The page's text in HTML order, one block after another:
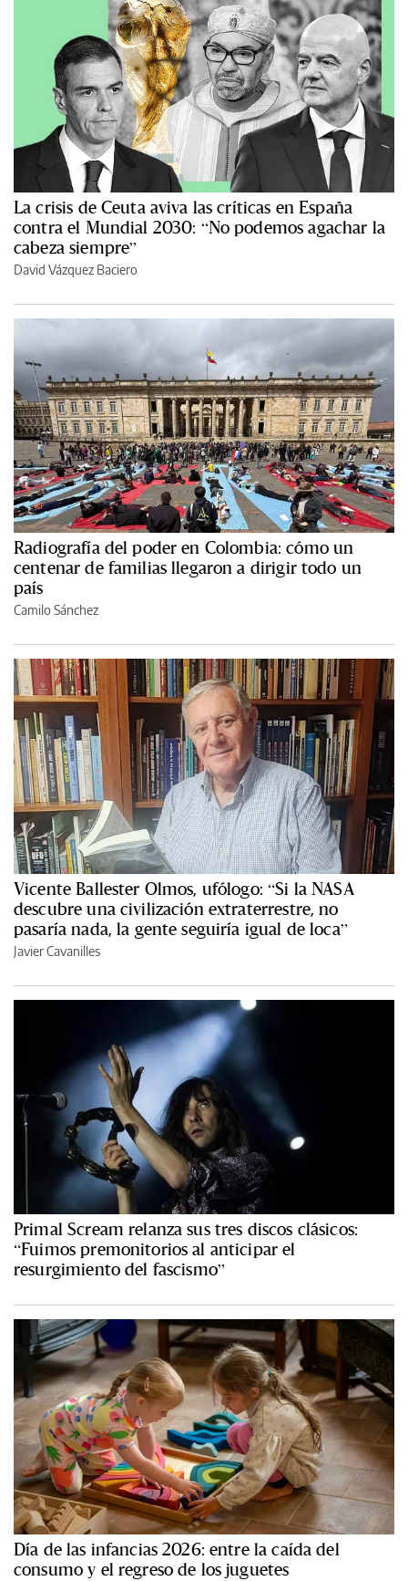
La crisis de Ceuta aviva las críticas en España
contra el Mundial 2030: “No podemos agachar la
cabeza siempre”
David Vázquez Baciero
Radiografía del poder en Colombia: cómo un
centenar de familias llegaron a dirigir todo un
país
Camilo Sánchez
Vicente Ballester Olmos, ufólogo: “Si la NASA
descubre una civilización extraterrestre, no
pasaría nada, la gente seguiría igual de loca”
Javier Cavanilles
Primal Scream relanza sus tres discos clásicos:
“Fuimos premonitorios al anticipar el
resurgimiento del fascismo”
Día de las infancias 2026: entre la caída del
consumo y el regreso de los juguetes